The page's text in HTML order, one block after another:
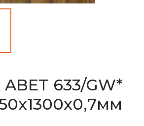
633/GW*